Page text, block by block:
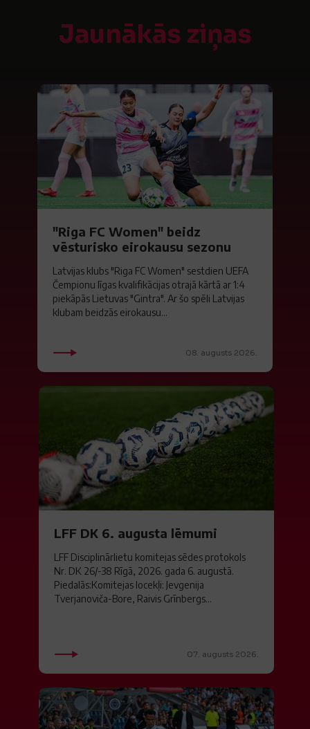
Jaunākās ziņas
"Riga FC Women" beidz
vēsturisko eirokausu sezonu
Latvijas klubs "Riga FC Women" sestdien UEFA
Čempionu līgas kvalifikācijas otrajā kārtā ar 1:4
piekāpās Lietuvas "Gintra". Ar šo spēli Latvijas
klubam beidzās eirokausu...
08. augusts 2026.
LFF DK 6. augusta lēmumi
LFF Disciplinārlietu komitejas sēdes protokols
Nr. DK 26/-38 Rīgā, 2026. gada 6. augustā.
Piedalās:Komitejas locekļi: Jevgenija
Tverjanoviča-Bore, Raivis Grīnbergs...
07. augusts 2026.